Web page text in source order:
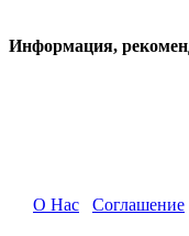
Информация,
О Нас Соглашение